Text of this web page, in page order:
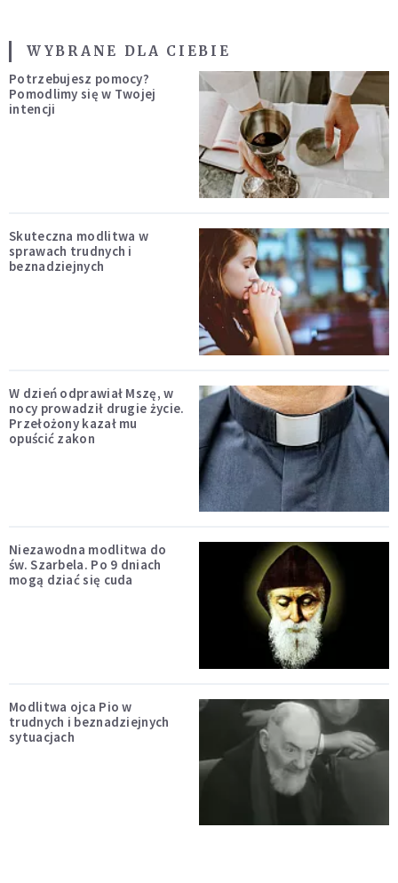
WYBRANE DLA CIEBIE
Potrzebujesz pomocy?
Pomodlimy się w Twojej
intencji
Skuteczna modlitwa w
sprawach trudnych i
beznadziejnych
W dzień odprawiał Mszę, w
nocy prowadził drugie życie.
Przełożony kazał mu
opuścić zakon
Niezawodna modlitwa do
św. Szarbela. Po 9 dniach
mogą dziać się cuda
Modlitwa ojca Pio w
trudnych i beznadziejnych
sytuacjach